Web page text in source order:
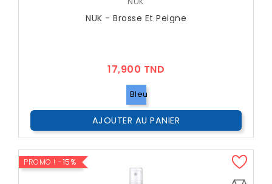
NUK - Brosse Et Peigne
17,900 TND
Bleu
AJOUTER AU PANIER
PROMO ! -15%